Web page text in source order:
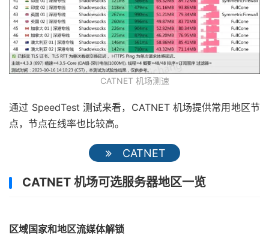
CATNET 机场测速
通过 SpeedTest 测试来看，CATNET 机场提供常用地区节
点，节点在线率也比较高。
CATNET
CATNET 机场可选服务器地区一览
区域国家和地区流媒体解锁